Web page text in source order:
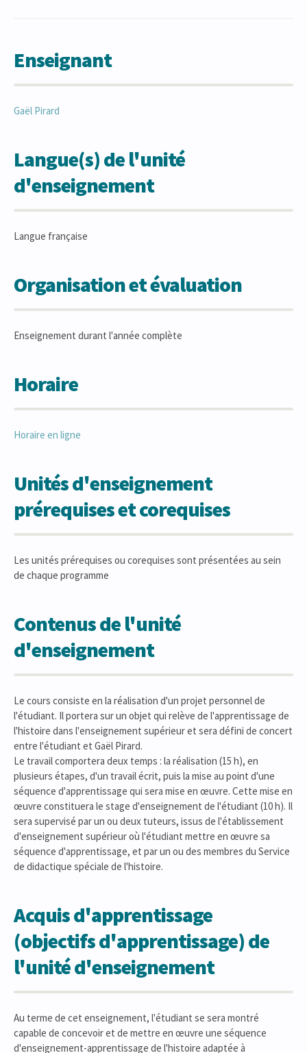
Enseignant
Gaël Pirard
Langue(s) de l'unité
d'enseignement
Langue française
Organisation et évaluation
Enseignement durant l'année complète
Horaire
Horaire en ligne
Unités d'enseignement
prérequises et corequises
Les unités prérequises ou corequises sont présentées au sein
de chaque programme
Contenus de l'unité
d'enseignement
Le cours consiste en la réalisation d'un projet personnel de
l'étudiant. Il portera sur un objet qui relève de l'apprentissage de
l'histoire dans l'enseignement supérieur et sera défini de concert
entre l'étudiant et Gaël Pirard.
Le travail comportera deux temps : la réalisation (15 h), en
plusieurs étapes, d'un travail écrit, puis la mise au point d'une
séquence d'apprentissage qui sera mise en œuvre. Cette mise en
œuvre constituera le stage d'enseignement de l'étudiant (10 h). Il
sera supervisé par un ou deux tuteurs, issus de l'établissement
d'enseignement supérieur où l'étudiant mettre en œuvre sa
séquence d'apprentissage, et par un ou des membres du Service
de didactique spéciale de l'histoire.
Acquis d'apprentissage
(objectifs d'apprentissage) de
l'unité d'enseignement
Au terme de cet enseignement, l'étudiant se sera montré
capable de concevoir et de mettre en œuvre une séquence
d'enseignement-apprentissage de l'histoire adaptée à